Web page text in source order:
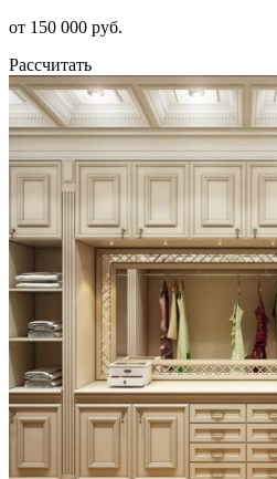
от 150 000 руб.
Рассчитать